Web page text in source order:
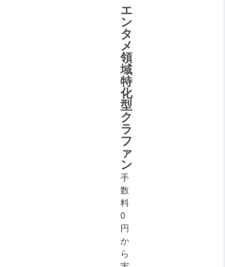
エ
ン
タ
メ
領
域
特
化
型
ク
ラ
フ
ァ
ン
手
数
料
0
円
か
ら